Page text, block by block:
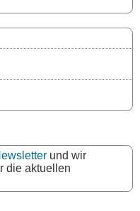
und wir
die aktuellen